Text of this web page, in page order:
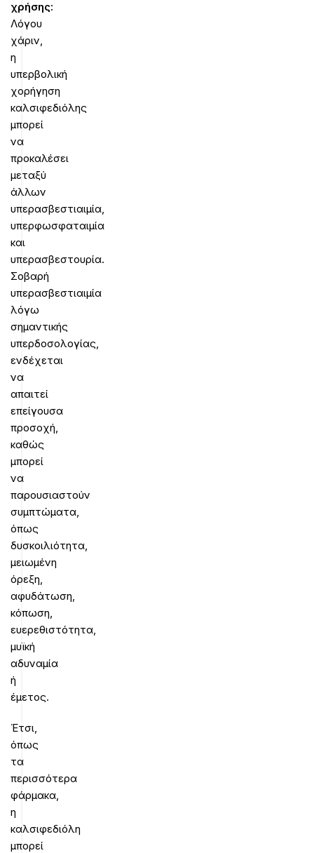
χρήσης:
Λόγου
χάριν,
η
υπερβολική
χορήγηση
καλσιφεδιόλης
μπορεί
να
προκαλέσει
μεταξύ
άλλων
υπερασβεστιαιμία,
υπερφωσφαταιμία
και
υπερασβεστουρία.
Σοβαρή
υπερασβεστιαιμία
λόγω
σημαντικής
υπερδοσολογίας,
ενδέχεται
να
απαιτεί
επείγουσα
προσοχή,
καθώς
μπορεί
να
παρουσιαστούν
συμπτώματα,
όπως
δυσκοιλιότητα,
μειωμένη
όρεξη,
αφυδάτωση,
κόπωση,
ευερεθιστότητα,
μυϊκή
αδυναμία
ή
έμετος.
Έτσι,
όπως
τα
περισσότερα
φάρμακα,
η
καλσιφεδιόλη
μπορεί